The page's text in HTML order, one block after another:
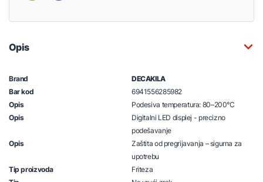
Opis
Brand
DECAKILA
Bar kod
6941556285982
Opis
Podesiva temperatura: 80–200°C
Opis
Digitalni LED displej - precizno
podešavanje
Opis
Zaštita od pregrijavanja – sigurna za
upotrebu
Tip proizvoda
Friteza